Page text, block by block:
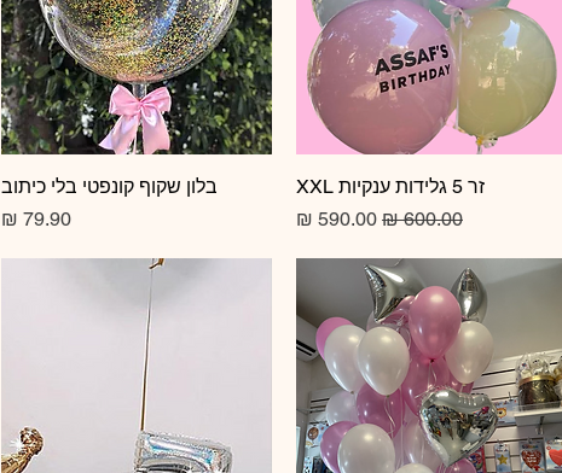
תצוגה מהירה
זר 5 גלידות ענקיות XXL
מחיר רגיל מחיר מבצע
תצוגה מהירה
בלון שקוף קונפטי בלי כיתוב
מחיר‏79.90 ‏₪